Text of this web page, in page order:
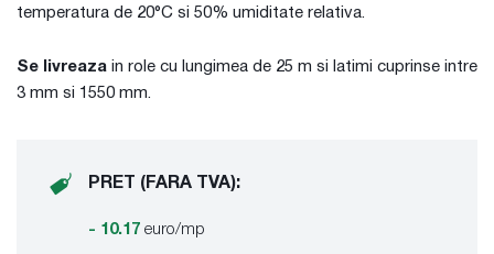
temperatura de 20°C si 50% umiditate relativa.
Se livreaza in role cu lungimea de 25 m si latimi cuprinse intre
3 mm si 1550 mm.
PRET (FARA TVA):
- 10.17 euro/mp